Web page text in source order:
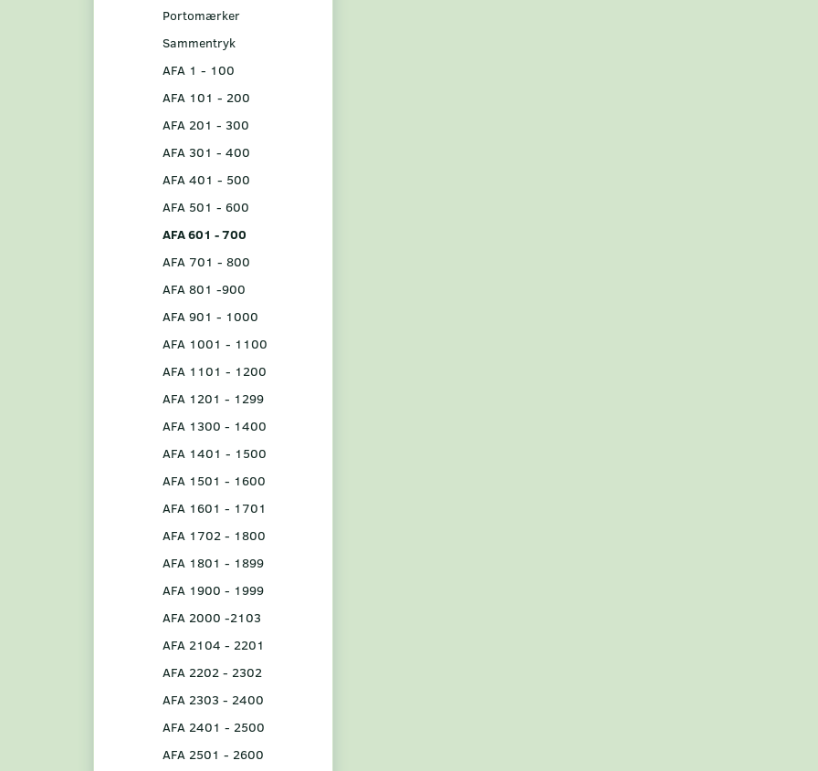
Portomærker
Sammentryk
AFA 1 - 100
AFA 101 - 200
AFA 201 - 300
AFA 301 - 400
AFA 401 - 500
AFA 501 - 600
AFA 601 - 700
AFA 701 - 800
AFA 801 -900
AFA 901 - 1000
AFA 1001 - 1100
AFA 1101 - 1200
AFA 1201 - 1299
AFA 1300 - 1400
AFA 1401 - 1500
AFA 1501 - 1600
AFA 1601 - 1701
AFA 1702 - 1800
AFA 1801 - 1899
AFA 1900 - 1999
AFA 2000 -2103
AFA 2104 - 2201
AFA 2202 - 2302
AFA 2303 - 2400
AFA 2401 - 2500
AFA 2501 - 2600